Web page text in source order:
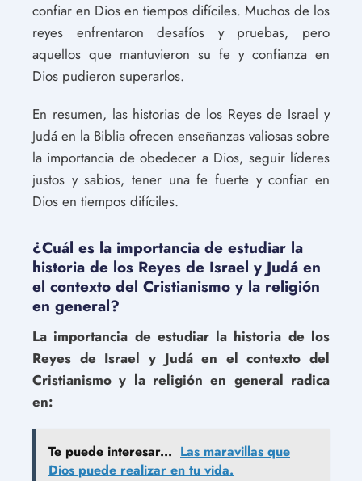
confiar en Dios en tiempos difíciles. Muchos de los
reyes enfrentaron desafíos y pruebas, pero
aquellos que mantuvieron su fe y confianza en
Dios pudieron superarlos.
En resumen, las historias de los Reyes de Israel y
Judá en la Biblia ofrecen enseñanzas valiosas sobre
la importancia de obedecer a Dios, seguir líderes
justos y sabios, tener una fe fuerte y confiar en
Dios en tiempos difíciles.
¿Cuál es la importancia de estudiar la
historia de los Reyes de Israel y Judá en
el contexto del Cristianismo y la religión
en general?
La importancia de estudiar la historia de los
Reyes de Israel y Judá en el contexto del
Cristianismo y la religión en general radica
en:
Te puede interesar... Las maravillas que
Dios puede realizar en tu vida.